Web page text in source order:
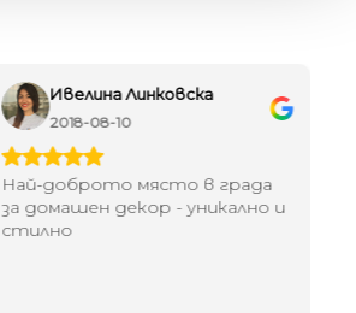
Ивелина Линковска
2018-08-10
Най-доброто място в града
за домашен декор - уникално и
стилно